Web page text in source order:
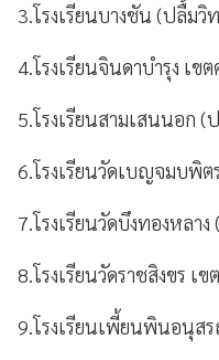
3.โรงเรียนบางชัน (ปลื้มวิ
4.โรงเรียนจินดาบำรุง เข
5.โรงเรียนสามเสนนอก
6.โรงเรียนวัดเบญจมบพิต
7.โรงเรียนวัดบึงทองหลา
8.โรงเรียนวัดราชสิงขร เ
9.โรงเรียนเพี้ยนพินอนุส